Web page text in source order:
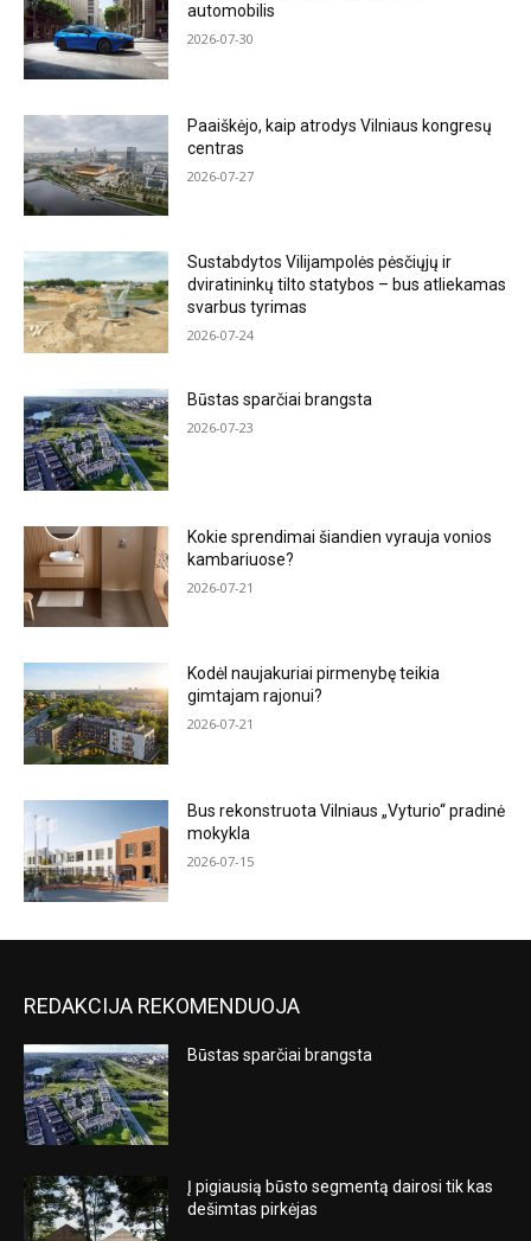
automobilis
2026-07-30
Paaiškėjo, kaip atrodys Vilniaus kongresų
centras
2026-07-27
Sustabdytos Vilijampolės pėsčiųjų ir
dviratininkų tilto statybos – bus atliekamas
svarbus tyrimas
2026-07-24
Būstas sparčiai brangsta
2026-07-23
Kokie sprendimai šiandien vyrauja vonios
kambariuose?
2026-07-21
Kodėl naujakuriai pirmenybę teikia
gimtajam rajonui?
2026-07-21
Bus rekonstruota Vilniaus „Vyturio“ pradinė
mokykla
2026-07-15
REDAKCIJA REKOMENDUOJA
Būstas sparčiai brangsta
Į pigiausią būsto segmentą dairosi tik kas
dešimtas pirkėjas